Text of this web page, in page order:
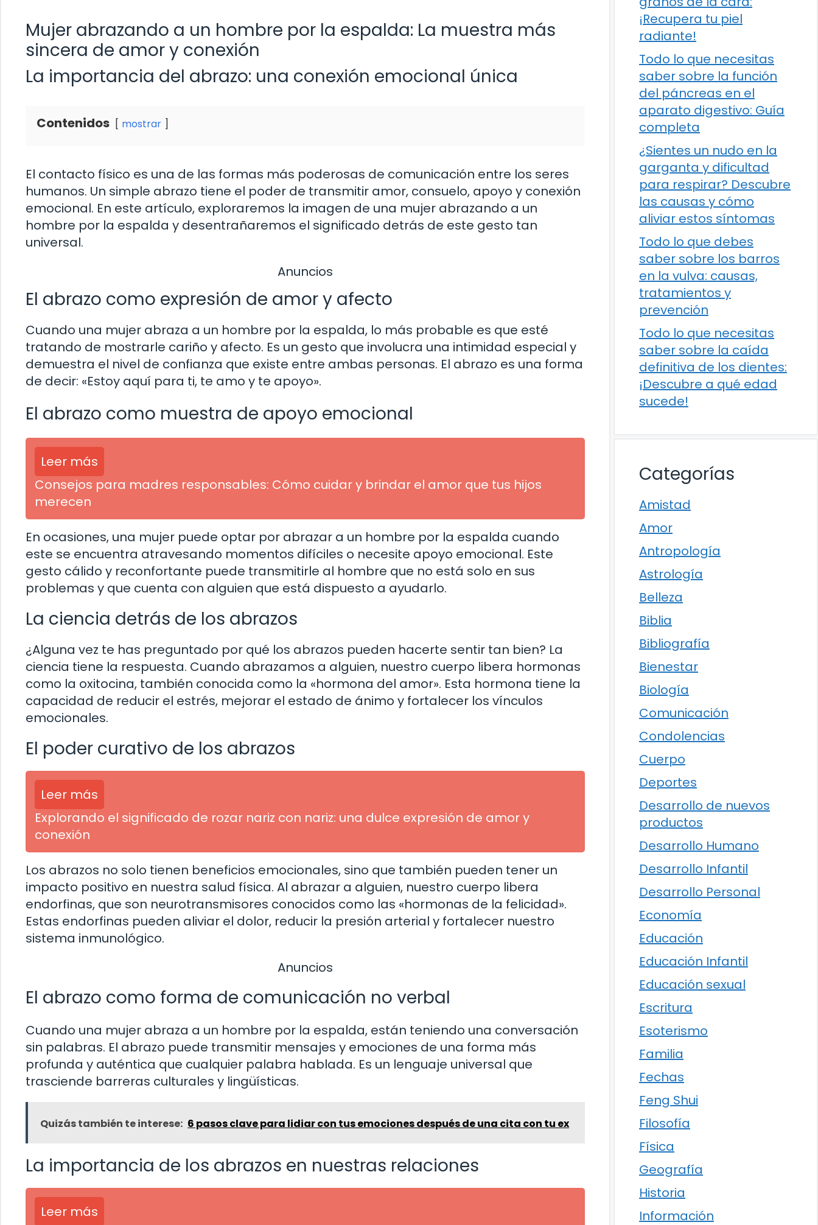
Mujer abrazando a un hombre por la espalda: La muestra más
sincera de amor y conexión
La importancia del abrazo: una conexión emocional única
Contenidos mostrar
El contacto físico es una de las formas más poderosas de comunicación entre los seres
humanos. Un simple abrazo tiene el poder de transmitir amor, consuelo, apoyo y conexión
emocional. En este artículo, exploraremos la imagen de una mujer abrazando a un
hombre por la espalda y desentrañaremos el significado detrás de este gesto tan
universal.
Anuncios
El abrazo como expresión de amor y afecto
Cuando una mujer abraza a un hombre por la espalda, lo más probable es que esté
tratando de mostrarle cariño y afecto. Es un gesto que involucra una intimidad especial y
demuestra el nivel de confianza que existe entre ambas personas. El abrazo es una forma
de decir: «Estoy aquí para ti, te amo y te apoyo».
El abrazo como muestra de apoyo emocional
Leer más
Consejos para madres responsables: Cómo cuidar y brindar el amor que tus hijos
merecen
En ocasiones, una mujer puede optar por abrazar a un hombre por la espalda cuando
este se encuentra atravesando momentos difíciles o necesite apoyo emocional. Este
gesto cálido y reconfortante puede transmitirle al hombre que no está solo en sus
problemas y que cuenta con alguien que está dispuesto a ayudarlo.
La ciencia detrás de los abrazos
¿Alguna vez te has preguntado por qué los abrazos pueden hacerte sentir tan bien? La
ciencia tiene la respuesta. Cuando abrazamos a alguien, nuestro cuerpo libera hormonas
como la oxitocina, también conocida como la «hormona del amor». Esta hormona tiene la
capacidad de reducir el estrés, mejorar el estado de ánimo y fortalecer los vínculos
emocionales.
El poder curativo de los abrazos
Leer más
Explorando el significado de rozar nariz con nariz: una dulce expresión de amor y
conexión
Los abrazos no solo tienen beneficios emocionales, sino que también pueden tener un
impacto positivo en nuestra salud física. Al abrazar a alguien, nuestro cuerpo libera
endorfinas, que son neurotransmisores conocidos como las «hormonas de la felicidad».
Estas endorfinas pueden aliviar el dolor, reducir la presión arterial y fortalecer nuestro
sistema inmunológico.
Anuncios
El abrazo como forma de comunicación no verbal
Cuando una mujer abraza a un hombre por la espalda, están teniendo una conversación
sin palabras. El abrazo puede transmitir mensajes y emociones de una forma más
profunda y auténtica que cualquier palabra hablada. Es un lenguaje universal que
trasciende barreras culturales y lingüísticas.
Quizás también te interese: 6 pasos clave para lidiar con tus emociones después de una cita con tu ex
La importancia de los abrazos en nuestras relaciones
Leer más
¡Recupera tu piel
radiante!
Todo lo que necesitas
saber sobre la función
del páncreas en el
aparato digestivo: Guía
completa
¿Sientes un nudo en la
garganta y dificultad
para respirar? Descubre
las causas y cómo
aliviar estos síntomas
Todo lo que debes
saber sobre los barros
en la vulva: causas,
tratamientos y
prevención
Todo lo que necesitas
saber sobre la caída
definitiva de los dientes:
¡Descubre a qué edad
sucede!
Categorías
Amistad
Amor
Antropología
Astrología
Belleza
Biblia
Bibliografía
Bienestar
Biología
Comunicación
Condolencias
Cuerpo
Deportes
Desarrollo de nuevos
productos
Desarrollo Humano
Desarrollo Infantil
Desarrollo Personal
Economía
Educación
Educación Infantil
Educación sexual
Escritura
Esoterismo
Familia
Fechas
Feng Shui
Filosofía
Física
Geografía
Historia
Información